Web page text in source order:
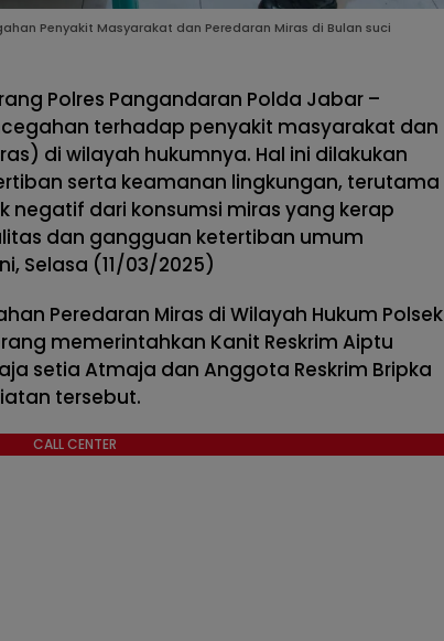
Penyakit Masyarakat dan Peredaran Miras di Bulan suci
Polres Pangandaran Polda Jabar –
terhadap penyakit masyarakat dan
di wilayah hukumnya. Hal ini dilakukan
serta keamanan lingkungan, terutama
dari konsumsi miras yang kerap
dan gangguan ketertiban umum
Selasa (11/03/2025)
Peredaran Miras di Wilayah Hukum Polsek
memerintahkan Kanit Reskrim Aiptu
setia Atmaja dan Anggota Reskrim Bripka
tersebut.
CALL CENTER